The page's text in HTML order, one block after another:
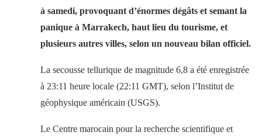
à samedi, provoquant d’énormes dégâts et semant la
panique à Marrakech, haut lieu du tourisme, et
plusieurs autres villes, selon un nouveau bilan officiel.
La secousse tellurique de magnitude 6,8 a été enregistrée
à 23:11 heure locale (22:11 GMT), selon l’Institut de
géophysique américain (USGS).
Le Centre marocain pour la recherche scientifique et